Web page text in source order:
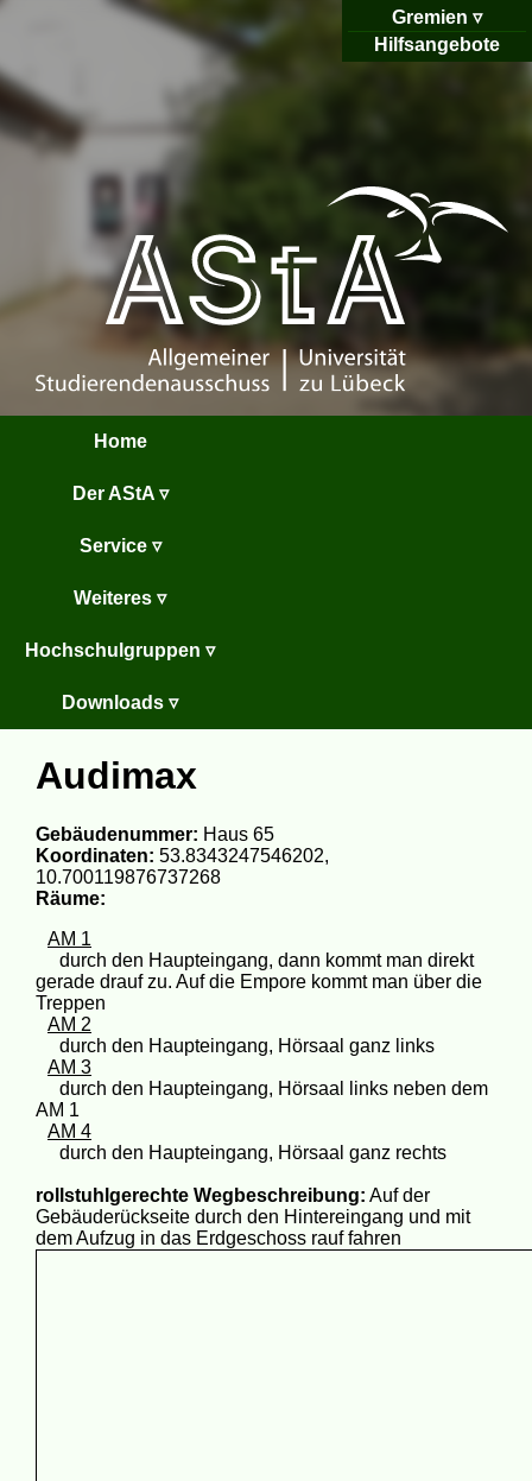
Gremien
Hilfsangebote
Home
Der AStA ▿
Service ▿
Weiteres ▿
Hochschulgruppen ▿
Downloads ▿
Audimax
Gebäudenummer: Haus 65
Koordinaten: 53.8343247546202,
10.700119876737268
Räume:
AM 1
durch den Haupteingang, dann kommt man direkt
gerade drauf zu. Auf die Empore kommt man über die
Treppen
AM 2
durch den Haupteingang, Hörsaal ganz links
AM 3
durch den Haupteingang, Hörsaal links neben dem
AM 1
AM 4
durch den Haupteingang, Hörsaal ganz rechts
rollstuhlgerechte Wegbeschreibung: Auf der
Gebäuderückseite durch den Hintereingang und mit
dem Aufzug in das Erdgeschoss rauf fahren